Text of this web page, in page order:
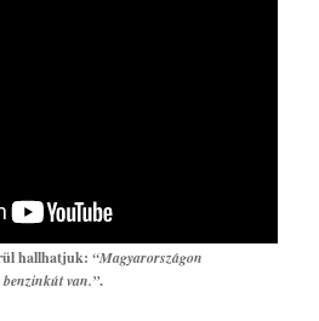
hallhatjuk:“Magyarországon
benzinkút van.”.